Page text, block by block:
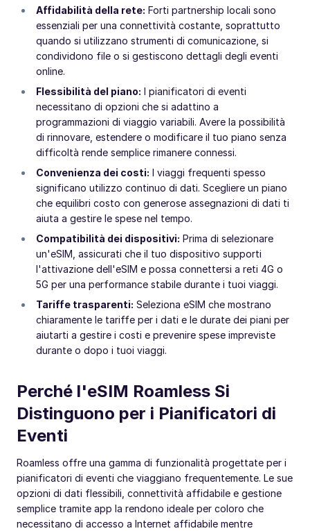
Affidabilità della rete: Forti partnership locali sono
essenziali per una connettività costante, soprattutto
quando si utilizzano strumenti di comunicazione, si
condividono file o si gestiscono dettagli degli eventi
online.
Flessibilità del piano: I pianificatori di eventi
necessitano di opzioni che si adattino a
programmazioni di viaggio variabili. Avere la possibilità
di rinnovare, estendere o modificare il tuo piano senza
difficoltà rende semplice rimanere connessi.
Convenienza dei costi: I viaggi frequenti spesso
significano utilizzo continuo di dati. Scegliere un piano
che equilibri costo con generose assegnazioni di dati ti
aiuta a gestire le spese nel tempo.
Compatibilità dei dispositivi: Prima di selezionare
un'eSIM, assicurati che il tuo dispositivo supporti
l'attivazione dell'eSIM e possa connettersi a reti 4G o
5G per una performance stabile durante i tuoi viaggi.
Tariffe trasparenti: Seleziona eSIM che mostrano
chiaramente le tariffe per i dati e le durate dei piani per
aiutarti a gestire i costi e prevenire spese impreviste
durante o dopo i tuoi viaggi.
Perché l'eSIM Roamless Si
Distinguono per i Pianificatori di
Eventi
Roamless offre una gamma di funzionalità progettate per i
pianificatori di eventi che viaggiano frequentemente. Le sue
opzioni di dati flessibili, connettività affidabile e gestione
semplice tramite app la rendono ideale per coloro che
necessitano di accesso a Internet affidabile mentre